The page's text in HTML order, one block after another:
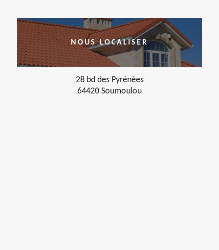
NOUS LOCALISER
28 bd des Pyrénées
64420 Soumoulou